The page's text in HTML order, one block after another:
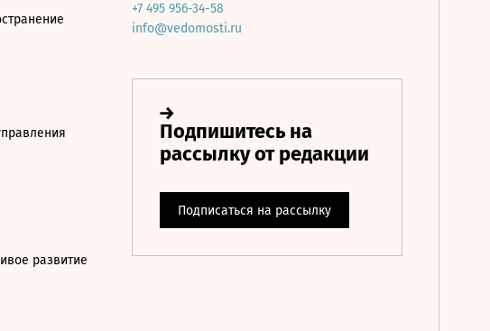
развитие
+7 495 956-34-58
info@vedomosti.ru